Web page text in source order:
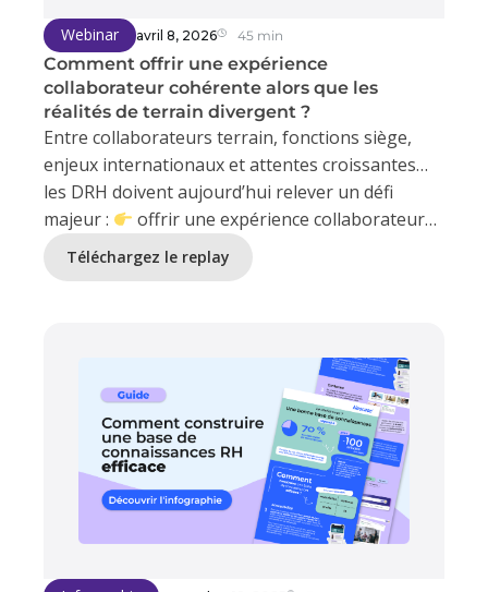
Webinar avril 8, 2026 45 min
Comment offrir une expérience
collaborateur cohérente alors que les
réalités de terrain divergent ?
Entre collaborateurs terrain, fonctions siège,
enjeux internationaux et attentes croissantes…
les DRH doivent aujourd’hui relever un défi
majeur :
offrir une expérience collaborateur
fluide, homogène… sans perdre en
personnalisation.
Téléchargez le replay